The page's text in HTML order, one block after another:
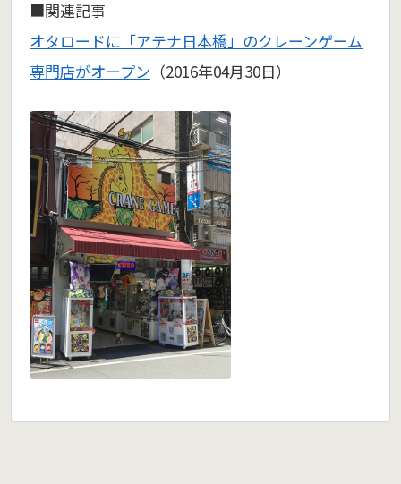
■関連記事
オタロードに「アテナ日本橋」のクレーンゲーム
専門店がオープン （2016年04月30日）